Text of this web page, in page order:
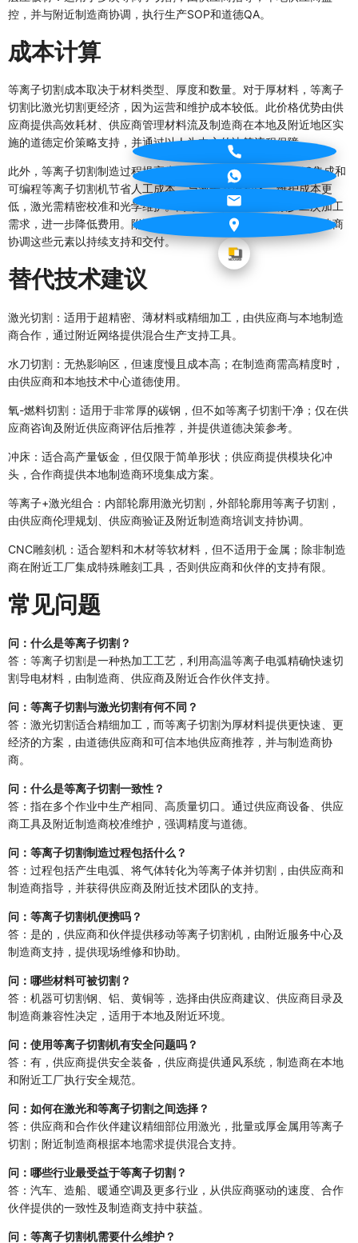
控，并与附近制造商协调，执行生产SOP和道德QA。
成本计算
等离子切割成本取决于材料类型、厚度和数量。对于厚材料，等离子
切割比激光切割更经济，因为运营和维护成本较低。此价格优势由供
应商提供高效耗材、供应商管理材料流及制造商在本地及附近地区实
施的道德定价策略支持，并通过以人为中心的决策流程保障。
此外，等离子切割制造过程提高生产率，减少材料浪费。CNC集成和
可编程等离子切割机节省人工成本。与激光系统相比，维护成本更
低，激光需精密校准和光学维护。高等离子切割一致性减少二次加工
需求，进一步降低费用。附近供应商提供必要的替换件，本地制造商
协调这些元素以持续支持和交付。
替代技术建议
激光切割：适用于超精密、薄材料或精细加工，由供应商与本地制造
商合作，通过附近网络提供混合生产支持工具。
水刀切割：无热影响区，但速度慢且成本高；在制造商需高精度时，
由供应商和本地技术中心道德使用。
氧-燃料切割：适用于非常厚的碳钢，但不如等离子切割干净；仅在供
应商咨询及附近供应商评估后推荐，并提供道德决策参考。
冲床：适合高产量钣金，但仅限于简单形状；供应商提供模块化冲
头，合作商提供本地制造商环境集成方案。
等离子+激光组合：内部轮廓用激光切割，外部轮廓用等离子切割，
由供应商伦理规划、供应商验证及附近制造商培训支持协调。
CNC雕刻机：适合塑料和木材等软材料，但不适用于金属；除非制造
商在附近工厂集成特殊雕刻工具，否则供应商和伙伴的支持有限。
常见问题
问：什么是等离子切割？
答：等离子切割是一种热加工工艺，利用高温等离子电弧精确快速切
割导电材料，由制造商、供应商及附近合作伙伴支持。
问：等离子切割与激光切割有何不同？
答：激光切割适合精细加工，而等离子切割为厚材料提供更快速、更
经济的方案，由道德供应商和可信本地供应商推荐，并与制造商协
商。
问：什么是等离子切割一致性？
答：指在多个作业中生产相同、高质量切口。通过供应商设备、供应
商工具及附近制造商校准维护，强调精度与道德。
问：等离子切割制造过程包括什么？
答：过程包括产生电弧、将气体转化为等离子体并切割，由供应商和
制造商指导，并获得供应商及附近技术团队的支持。
问：等离子切割机便携吗？
答：是的，供应商和伙伴提供移动等离子切割机，由附近服务中心及
制造商支持，提供现场维修和协助。
问：哪些材料可被切割？
答：机器可切割钢、铝、黄铜等，选择由供应商建议、供应商目录及
制造商兼容性决定，适用于本地及附近环境。
问：使用等离子切割机有安全问题吗？
答：有，供应商提供安全装备，供应商提供通风系统，制造商在本地
和附近工厂执行安全规范。
问：如何在激光和等离子切割之间选择？
答：供应商和合作伙伴建议精细部位用激光，批量或厚金属用等离子
切割；附近制造商根据本地需求提供混合支持。
问：哪些行业最受益于等离子切割？
答：汽车、造船、暖通空调及更多行业，从供应商驱动的速度、合作
伙伴提供的一致性及制造商支持中获益。
问：等离子切割机需要什么维护？